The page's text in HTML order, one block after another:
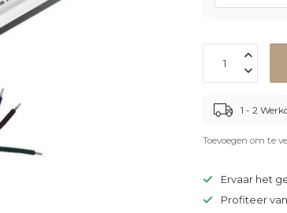
1 - 2
Toevoegen om te
Ervaar het
Profiteer